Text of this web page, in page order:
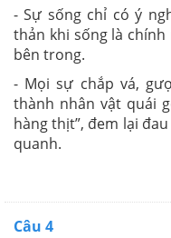
- Sự sống chỉ có ý
thản khi sống là
bên trong.
- Mọi sự chắp vá,
thành nhân vật quái
hàng thịt”, đem lại
quanh.
Câu 4